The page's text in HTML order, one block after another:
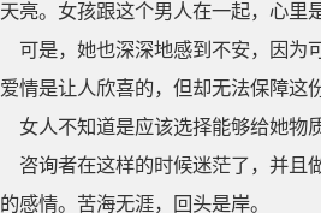
天亮。女孩跟这个男人在一起，心里
可是，她也深深地感到不安，因为
爱情是让人欣喜的，但却无法保障这
女人不知道是应该选择能够给她物
咨询者在这样的时候迷茫了，并且
的感情。苦海无涯，回头是岸。